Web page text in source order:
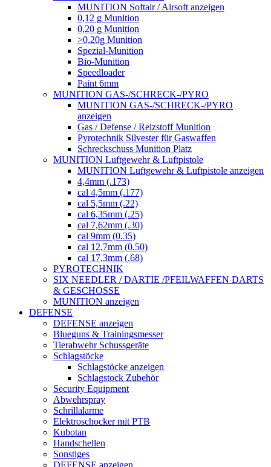
MUNITION Softair / Airsoft anzeigen
0,12 g Munition
0,20 g Munition
>0,20g Munition
Spezial-Munition
Bio-Munition
Speedloader
Paint 6mm
MUNITION GAS-/SCHRECK-/PYRO
MUNITION GAS-/SCHRECK-/PYRO
anzeigen
Gas / Defense / Reizstoff Munition
Pyrotechnik Silvester für Gaswaffen
Schreckschuss Munition Platz
MUNITION Luftgewehr & Luftpistole
MUNITION Luftgewehr & Luftpistole anzeigen
4,4mm (.173)
cal 4,5mm (.177)
cal 5,5mm (.22)
cal 6,35mm (.25)
cal 7,62mm (.30)
cal 9mm (0.35)
cal 12,7mm (0.50)
cal 17,3mm (.68)
PYROTECHNIK
SIX NEEDLER / DARTIE /PFEILWAFFEN DARTS
& GESCHOSSE
MUNITION anzeigen
DEFENSE
DEFENSE anzeigen
Blueguns & Trainingsmesser
Tierabwehr Schussgeräte
Schlagstöcke
Schlagstöcke anzeigen
Schlagstock Zubehör
Security Equipment
Abwehrspray
Schrillalarme
Elektroschocker mit PTB
Kubotan
Handschellen
Sonstiges
DEFENSE anzeigen